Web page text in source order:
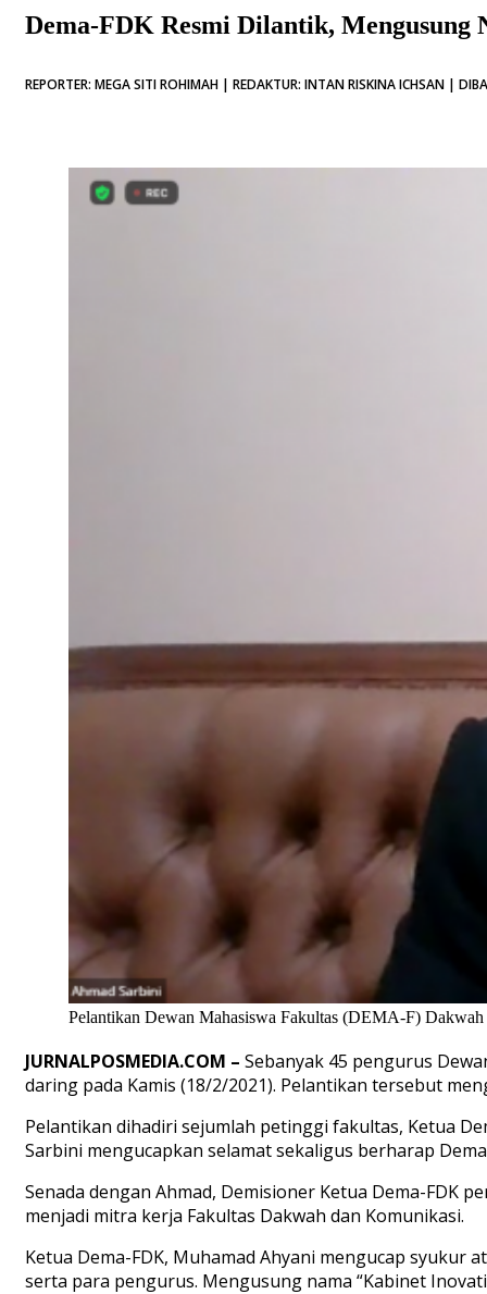
Dema-FDK Resmi Dilantik, Mengusung
REPORTER: MEGA SITI ROHIMAH | REDAKTUR: INTAN RISKINA ICHSAN |
Pelantikan Dewan Mahasiswa Fakultas (DEMA-F)
JURNALPOSMEDIA.COM – Sebanyak 45 pengurus
daring pada Kamis (18/2/2021). Pelantikan tersebut
Pelantikan dihadiri sejumlah petinggi fakultas, Ketua
Sarbini mengucapkan selamat sekaligus berharap
Senada dengan Ahmad, Demisioner Ketua Dema-FDK
menjadi mitra kerja Fakultas Dakwah dan Komunikasi.
Ketua Dema-FDK, Muhamad Ahyani mengucap syukur
serta para pengurus. Mengusung nama “Kabinet